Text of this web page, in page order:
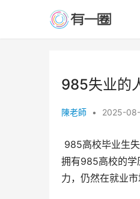
985失业的
陳老師 • 2025-
拥有985高校的学
力，仍然在就业市